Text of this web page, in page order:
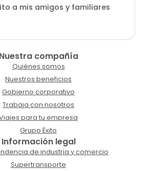
a mis amigos y familiares
Nuestra compañía
Quiénes somos
Nuestros beneficios
Gobierno corporativo
Trabaja con nosotros
para tu empresa
Grupo Éxito
Información legal
de industria y comercio
Supertransporte